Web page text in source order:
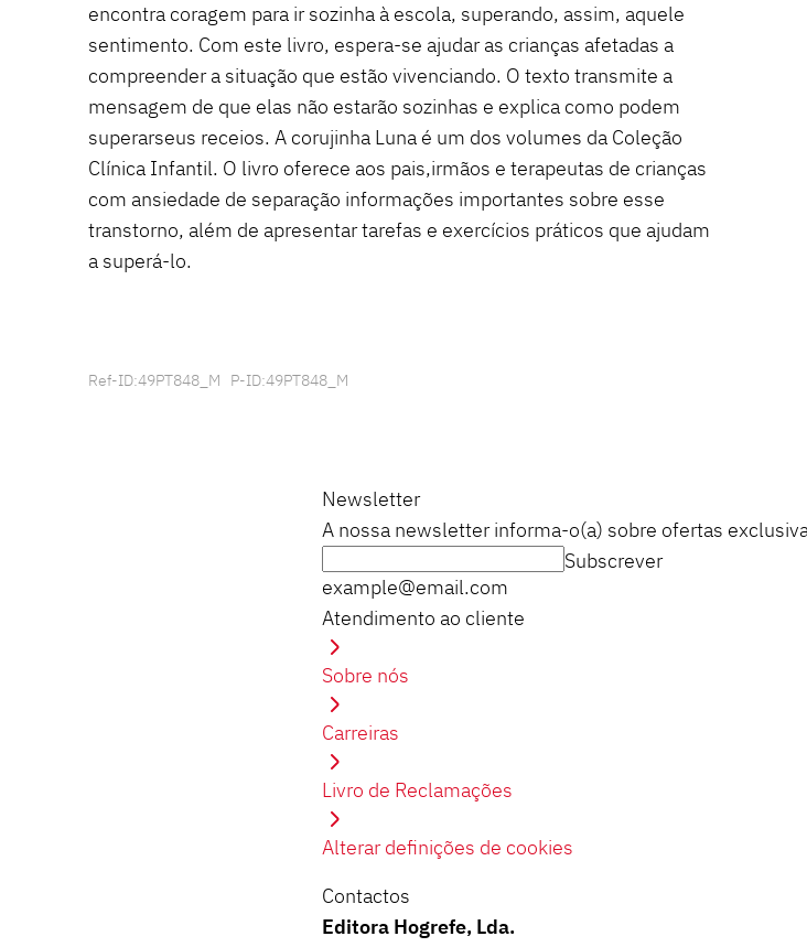
encontra coragem para ir sozinha à escola, superando, assim, aquele
sentimento. Com este livro, espera-se ajudar as crianças afetadas a
compreender a situação que estão vivenciando. O texto transmite a
mensagem de que elas não estarão sozinhas e explica como podem
superarseus receios. A corujinha Luna é um dos volumes da Coleção
Clínica Infantil. O livro oferece aos pais,irmãos e terapeutas de crianças
com ansiedade de separação informações importantes sobre esse
transtorno, além de apresentar tarefas e exercícios práticos que ajudam
a superá-lo.
Ref-ID:49PT848_M P-ID:49PT848_M
Newsletter
A nossa newsletter informa-o(a) sobre ofertas
example@email.com
Subscrever
Atendimento ao cliente
Sobre nós
Carreiras
Livro de Reclamações
Alterar definições de cookies
Contactos
Editora Hogrefe, Lda.